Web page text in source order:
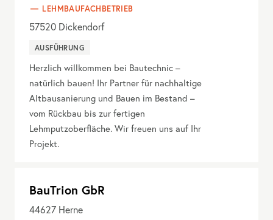
LEHMBAUFACHBETRIEB
57520 Dickendorf
AUSFÜHRUNG
Herzlich willkommen bei Bautechnic –
natürlich bauen! Ihr Partner für nachhaltige
Altbausanierung und Bauen im Bestand –
vom Rückbau bis zur fertigen
Lehmputzoberfläche. Wir freuen uns auf Ihr
Projekt.
BauTrion GbR
44627 Herne